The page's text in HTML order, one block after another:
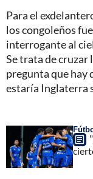
Para el
los congoleños
interrogante al
Se trata de cruzar
pregunta que hay
estaría Inglaterra